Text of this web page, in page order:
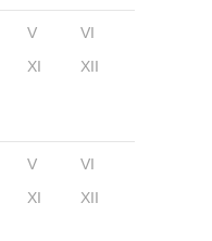
V
VI
XI XII
V
VI
XI XII